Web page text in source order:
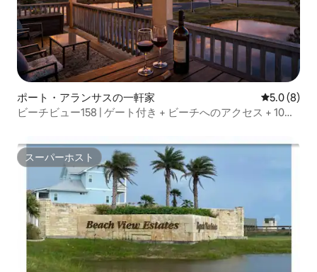
ポート・アランサスの一軒家 レビュー8
5.0 (8)
ビーチビュー158 | ゲート付き + ビーチへのアクセス + 10名
スーパーホスト
スーパーホスト